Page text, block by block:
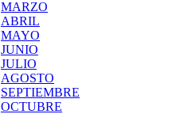
MARZO
ABRIL
MAYO
JUNIO
JULIO
AGOSTO
SEPTIEMBRE
OCTUBRE